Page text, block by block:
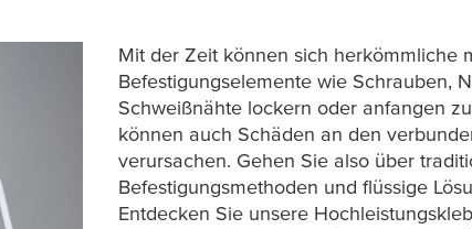
Mit der Zeit können sich herkömmliche
Befestigungselemente wie Schrauben,
Schweißnähte lockern oder anfangen
können auch Schäden an den
verursachen. Gehen Sie also über
Befestigungsmethoden und flüssige
Entdecken Sie unsere